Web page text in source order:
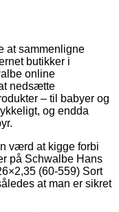
at sammenligne
butikker i
online
nedsætte
– til babyer og
og endda
værd at kigge forbi
på Schwalbe Hans
(60-559) Sort
at man er sikret